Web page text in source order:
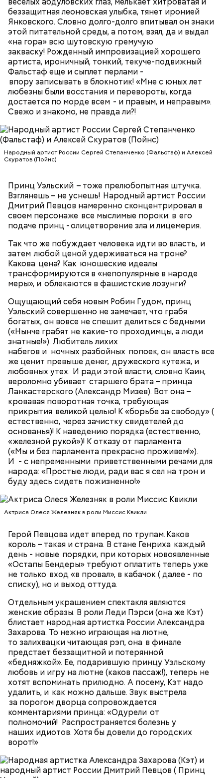
беззащитная леоновская улыбка, тянет иронией
Янковского. Словно долго-долго впитывал он знаки
этой питательной среды, а потом, взял, да и выдал
«на гора» всю шутовскую гремучую
закваску! Рожденный импровизацией хорошего
артиста, ироничный, тонкий, текуче-подвижный
Фальстаф еще и сыплет перлами -
впору записывать в блокнотик! «Мне с юных лет
любезны были восстания и перевороты, когда
достается по морде всем - и правым, и неправым».
Свежо и знакомо, не правда ли?!
Народный артист России Сергей Степанченко (Фальстаф) и Алексей
Скуратов (Пойнс)
Принц Уэльский – тоже прелюбопытная штучка.
Взглянешь – не уснешь! Народный артист России
Дмитрий Певцов намеренно сконцентрировал в
своем персонаже все мыслимые пороки: в его
подаче принц - олицетворение зла и лицемерия.
Так что же побуждает человека идти во власть, и
затем любой ценой удерживаться на троне?
Какова цена? Как юношеские идеалы
трансформируются в «непопулярные в народе
меры», и облекаются в фашистские лозунги?
Ощущающий себя новым Робин Гудом, принц
Уэльский совершенно не замечает, что грабя
богатых, он вовсе не спешит делиться с бедными
(«Нынче грабят не какие-то проходимцы, а люди
знатные!»). Любитель лихих
набегов и ночных разбойных попоек, он власть все
же ценит превыше денег, дружеского кутежа, и
любовных утех. И ради этой власти, словно Каин,
вероломно убивает старшего брата – принца
Ланкастерского (Александр Мизев). Вот она –
кровавая поворотная точка, требующая
прикрытия великой целью! К «борьбе за свободу» (
естественно, через зачистку свидетелей до
основанья)! К наведению порядка (естественно,
«железной рукой»)! К отказу от парламента
(«Мы и без парламента прекрасно проживем!»).
И - с непременными приветственными речами для
народа: «Простые люди, ради вас я сел на трон и
буду здесь сидеть пожизненно!»
Актриса Олеся Железняк в роли Миссис Квикли
Герой Певцова идет вперед по трупам. Каков
король – такая и страна. В стане Генриха каждый
день - новые порядки, при которых новоявленные
«Остапы Бендеры» требуют оплатить теперь уже
не только вход «в провал», в кабачок ( далее - по
списку), но и выход оттуда.
Отдельным украшением спектакля являются
женские образы. В роли Леди Пэрси (она же Кэт)
блистает народная артистка России Александра
Захарова. То нежно играющая на лютне,
то залихвацки читающая рэп, она в финале
предстает беззащитной и потерянной
«бедняжкой». Ее, подарившую принцу Уэльскому
любовь и игру на лютне (каков пассаж!), теперь не
хотят вспоминать прилюдно. А посему, Кэт надо
удалить, и как можно дальше. Звук выстрела
за порогом дворца сопровождается
комментариями принца: «Одурели от
полномочий! Распространяется болезнь у
наших идиотов. Хотя бы довели до городских
ворот!»
Фото: «Убей меня снова» (Kill Me Again, 1989)
Молодая красавица Фэй Форрестер (Джоан Уэйли-
Килмер) помогает своему любовнику Винсу (Майкл
Мэдсен) совершить дерзкое ограбление двух
членов мафии и забрать у них чемоданчик с
огромной суммой денег. Парочка отправляется в
автомобильное путешествие подальше от места
происшествия. «Вырубив» Винса, Фэй обращается
за помощью к частному детективу Джеку и просит
его сымитировать ее смерть.
Попав под власть чар Фэй, Джек соглашается, и как
по нотам разыгрывает «иллюзию убийства». После
того, как девушка исчезает, полиция, мафия и Винс
начинают охотиться за Джеком, чтобы выяснить,
где деньги и… «труп» Фэй. В 1989 году фильм
получил гран-при Кинофестиваля детективного
кино в Коньяке (Франция) и приобрел статус
культового. Во многом этому способствовала
возможность сниматься вместе с супругой.
Джим Моррисон, «Дорз» (The Doors,
1991)
Впечатляющий набор эпизодов из биографии
Джима Моррисонаи одна из самых насыщенных
ролей Килмера. Несмотря на то, что Оливер Стоун
серьёзно исказил историю The Doors и занимался
откровенным мифотворчеством, картина стала
одним из главных фильмов о рок-музыке. В
стремлении максимально слиться со своим
персонажем, на площадке и вне нее Вэл просил
называть себя Джимом. Как и в «Совершенно
секретно!» он сам исполнил все песни, причем так,
что бывшие участники группы иногда не могли
отличить его исполнение от оригинальной записи.
Однажды Килмер до такой степени вжился в роль,
что прыгнул со сцены и сломал себе руку. В 1992
MTV Movie Awards в категории «Лучший актер».
Deeper Underground (из альбома "Synkronized",
1999)
King for a Day (из альбома "Synkronized", 1999)
Little L (из альбома "A Funk Odyssey", 2001)
You Give Me Something (из альбома "A Funk